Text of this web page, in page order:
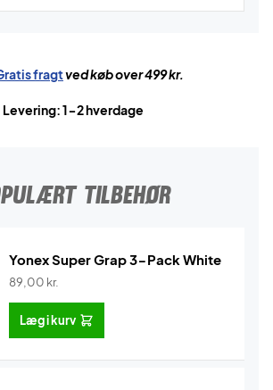
fragtved køb over 499 kr.
Levering: 1-2 hverdage
TILBEHØR
Yonex Super Grap 3-Pack White
89,00 kr.
Læg i kurv